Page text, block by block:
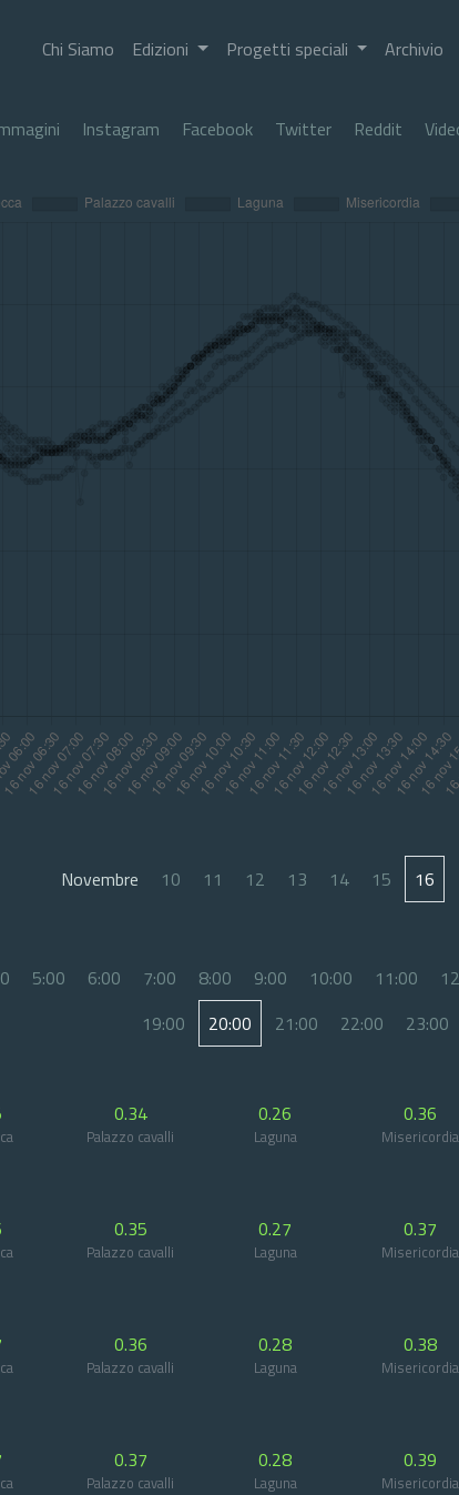
Chi Siamo Edizioni Progetti speciali Archivio
Instagram Facebook Twitter Reddit
Novembre 10 11 12 13 14 15 16
5:00 6:00 7:00 8:00 9:00 10:00 11:00
19:00
20:00 21:00 22:00 23:00
0.34
Palazzo cavalli
0.26
Laguna
0.36
Misericordia
0.35
Palazzo cavalli
0.27
Laguna
0.37
Misericordia
0.36
Palazzo cavalli
0.28
Laguna
0.38
Misericordia
0.37
Palazzo cavalli
0.28
Laguna
0.39
Misericordia